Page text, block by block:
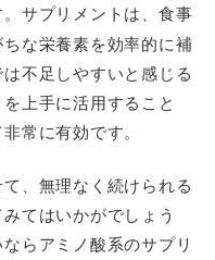
サプリメントは、食事
な栄養素を効率的に補
不足しやすいと感じる
上手に活用すること
常に有効です。
、無理なく続けられる
てはいかがでしょう
らアミノ酸系のサプリ